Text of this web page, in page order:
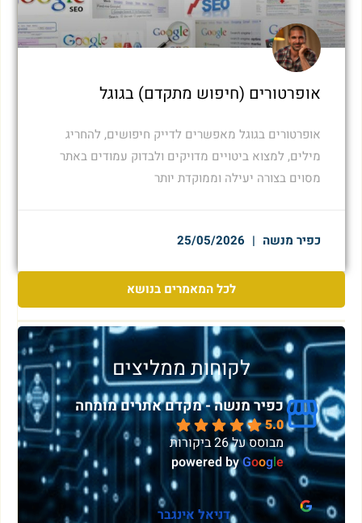
אופרטורים (חיפוש מתקדם) בגוגל
אופרטורים בגוגל מאפשרים לדייק חיפושים, להחריג
מילים, למצוא ביטויים מדויקים ולבדוק עמודים באתר
מסוים בצורה יעילה וממוקדת יותר
כפיר מנשה
לכל המאמרים בנושא
לקוחות ממליצים
כפיר מנשה - מקדם אתרים מומחה
5.0
מבוסס על 26 ביקורות
powered byGoogle
sivan vdp